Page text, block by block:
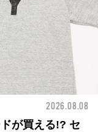
2026.08.08
が買える!? セ